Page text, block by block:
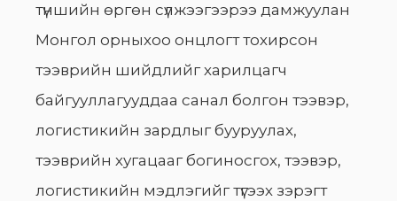
түншийн өргөн сүлжээгээрээ дамжуулан
Монгол орныхоо онцлогт тохирсон
тээврийн шийдлийг харилцагч
байгууллагууддаа санал болгон тээвэр,
логистикийн зардлыг бууруулах,
тээврийн хугацааг богиносгох, тээвэр,
логистикийн мэдлэгийг түгээх зэрэгт